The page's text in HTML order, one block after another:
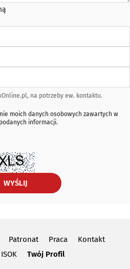
na potrzeby ew. kontaktu.
moich danych osobowych zawartych w
informacji.
WYŚLIJ
Patronat Praca
Kontakt
ISOK Twój Profil